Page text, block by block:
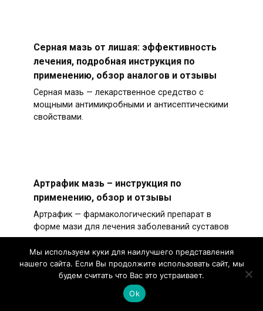
Серная мазь от лишая: эффективность
лечения, подробная инструкция по
применению, обзор аналогов и отзывы
Серная мазь — лекарственное средство с
мощными антимикробными и антисептическими
свойствами.
Артрафик мазь – инструкция по
применению, обзор и отзывы
Артрафик — фармакологический препарат в
форме мази для лечения заболеваний суставов
и позвоночника.
Мы используем куки для наилучшего представления
нашего сайта. Если Вы продолжите использовать сайт, мы
будем считать что Вас это устраивает.
Ok